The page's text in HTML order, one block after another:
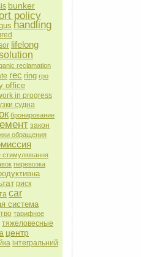
bunker
policy
handling
lifelong
reclamation
rec ring rpo
office
in progress
судна
бронирование
закон
обращения
стимулювання
перевозка
риск
саr
система
тарифное
тяжеловесные
центр
інтегральний